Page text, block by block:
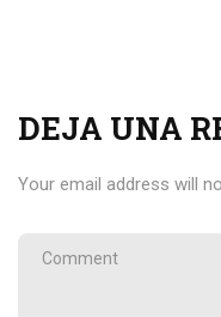
DEJA UNA
Your email address will